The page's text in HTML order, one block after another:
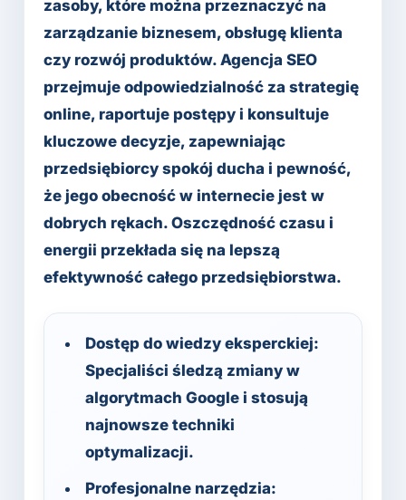
zasoby, które można przeznaczyć na
zarządzanie biznesem, obsługę klienta
czy rozwój produktów. Agencja SEO
przejmuje odpowiedzialność za strategię
online, raportuje postępy i konsultuje
kluczowe decyzje, zapewniając
przedsiębiorcy spokój ducha i pewność,
że jego obecność w internecie jest w
dobrych rękach. Oszczędność czasu i
energii przekłada się na lepszą
efektywność całego przedsiębiorstwa.
Dostęp do wiedzy eksperckiej:
Specjaliści śledzą zmiany w
algorytmach Google i stosują
najnowsze techniki
optymalizacji.
Profesjonalne narzędzia: